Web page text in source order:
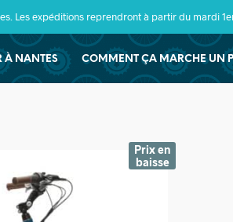
Les expéditions reprendront à partir du mardi
À NANTES COMMENT ÇA MARCHE UN
Prix en
baisse